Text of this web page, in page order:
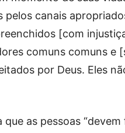
pelos canais
[com
comuns comuns e
por Deus. Eles
as pessoas